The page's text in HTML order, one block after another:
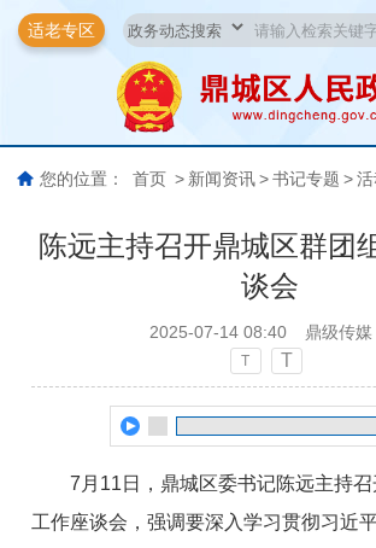
适老专区
您的位置： 首页 > 新闻资讯 > 书记专题 >
陈远主持召开鼎城区群团
谈会
2025-07-14 08:40 鼎级传媒
T T
7月11日，鼎城区委书记陈远主持
工作座谈会，强调要深入学习贯彻习近